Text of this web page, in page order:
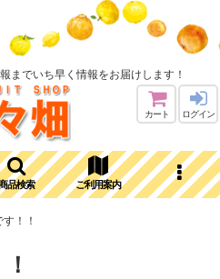
までいち早く情報をお届けします！
カート ログイン
品検索 ご利用案内
！！